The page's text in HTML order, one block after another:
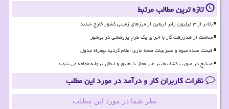
تازه ترین مطالب مرتبط
بالاتر از ۳ میلیون زائر اربعین از مرزهای زمینی کشور خارج شدند
ممانعت از هدررفت گاز با اجرای یک طرح پژوهشی در بوشهر
قیمت عمده میوه و سبزیجات هفته جاری اعلام گردید بهمراه جدول
صنایع در صورت کشف ماینر غیر مجاز با تعلیق و ابطال پروانه مواجه می شوند
نظرات کاربران کار و درآمد در مورد این مطلب
نظر شما در مورد این مطلب